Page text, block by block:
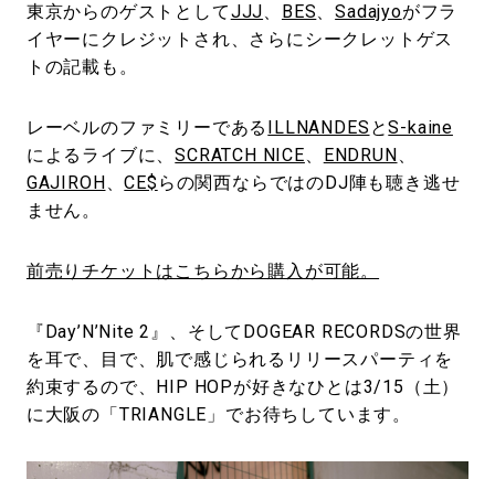
東京からのゲストとしてJJJ、 BES、Sadajyoがフラ
イヤーにクレジットされ、さらにシークレットゲス
トの記載も。
レーベルのファミリーである ILLNANDES とS-kaine
によるライブに、SCRATCH NICE、 ENDRUN、
GAJIROH、CE$ らの関西ならではのDJ陣も聴き逃せ
ません。
前売りチケットはこちらから購入が可能。
『Day’N’Nite 2』、そしてDOGEAR RECORDSの世界
を耳で、目で、肌で感じられるリリースパーティを
約束するので、HIP HOPが好きなひとは3/15（土）
に大阪の「TRIANGLE」でお待ちしています。